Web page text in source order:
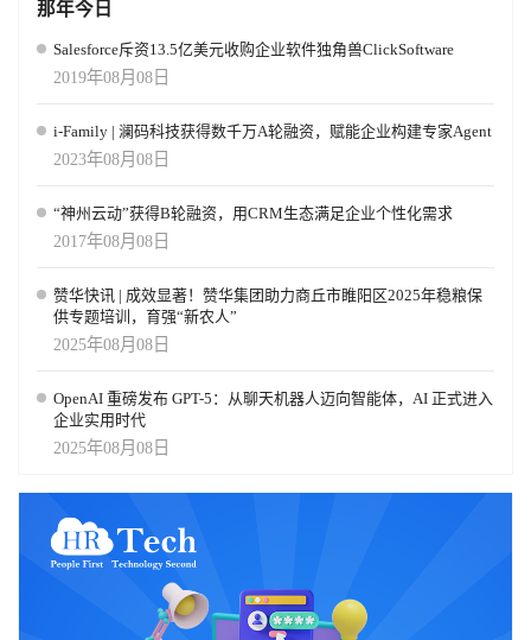
那年今日
Salesforce斥资13.5亿美元收购企业软件独角兽ClickSoftware
2019年08月08日
i-Family | 澜码科技获得数千万A轮融资，赋能企业构建专家Agent
2023年08月08日
“神州云动”获得B轮融资，用CRM生态满足企业个性化需求
2017年08月08日
赞华快讯 | 成效显著！赞华集团助力商丘市睢阳区2025年稳粮保
供专题培训，育强“新农人”
2025年08月08日
OpenAI 重磅发布 GPT-5：从聊天机器人迈向智能体，AI 正式进入
企业实用时代
2025年08月08日